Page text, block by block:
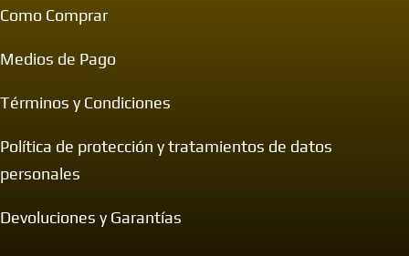
Como Comprar
Medios de Pago
Términos y Condiciones
Política de protección y tratamientos de datos
personales
Devoluciones y Garantías